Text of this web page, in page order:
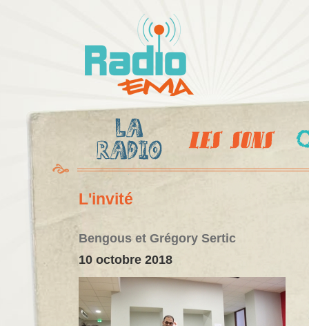
L'invité
Bengous et Grégory Sertic
10 octobre 2018